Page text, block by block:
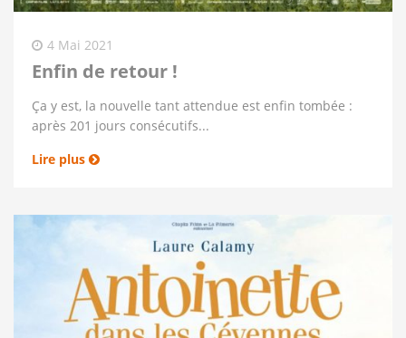
4 Mai 2021
Enfin de retour !
Ça y est, la nouvelle tant attendue est enfin tombée :
après 201 jours consécutifs...
Lire plus